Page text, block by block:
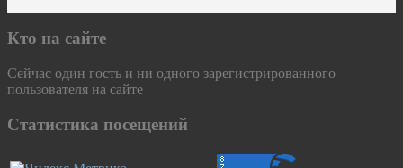
Кто на сайте
Сейчас один гость и ни одного зарегистрированного
пользователя на сайте
Статистика посещений